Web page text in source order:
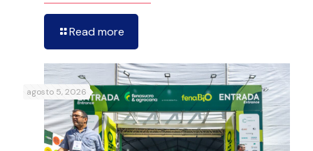
Read more
agosto 5, 2026